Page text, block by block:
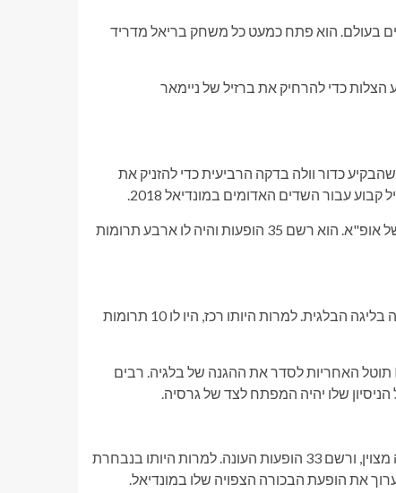
בעולם. הוא פתח כמעט כל משחק בריאל מדריד
ברזיל במונדיאל 2018. הוא עשה תשע הצלות כדי להרחיק את ברזיל של ניימאר
כדור וולה בדקה הרביעית כדי להזניק את
עבור השדים האדומים במונדיאל 2018.
הוא יוצא לעונה מרשימה עם LOSC ליל, ומעלה אותם לליגת האלופות של אופ"א. הוא רשם 35 הופעות והיה לו ארבע תרומות
Mechele בילה את כל הקריירה שלו בקלאב ברוז' והוא מגיע אחרי שזכה בליגה הבלגית. למרות היותו רכז, היו לו 10 תרומות
עם פרישתם של ותיקים כמו טובי אלדרווירלד ויאן ורטונגן, על Mechele תוטל האחריות לסדר את ההגנה של בלגיה. רבים
שלו יהיה המפתח לצד של גרסיה.
למרות שאיינטרכט פרנקפורט החמיצה את הדרגש היבשתי, תיאט היה מצוין, ורשם 33 הופעות העונה. למרות היותו בנבחרת